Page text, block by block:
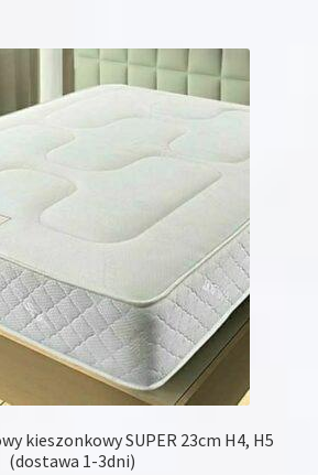
wariantów.
Opcje
można
stronie
produktu
kieszonkowy SUPER 23cm H4, H5
(dostawa 1-3dni)